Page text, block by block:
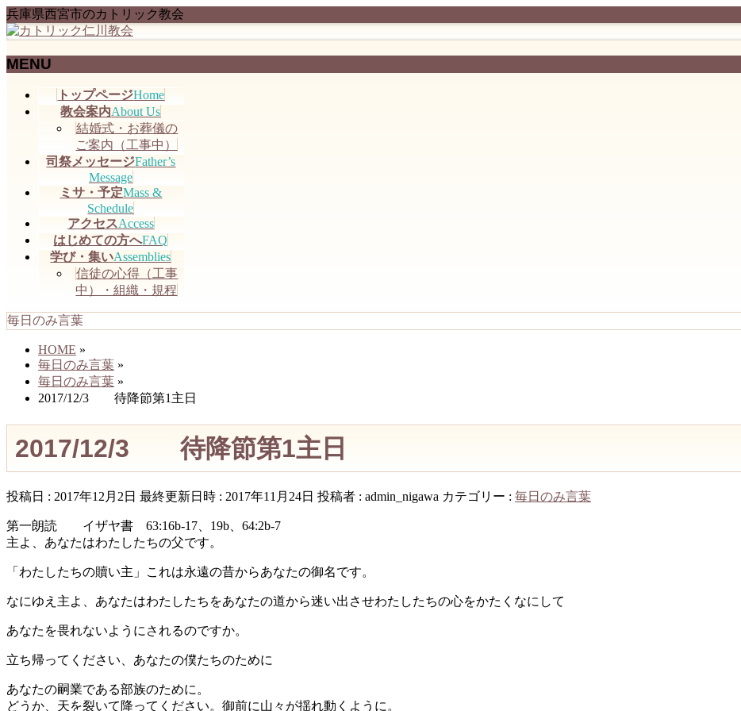
兵庫県西宮市のカトリック教会
MENU
トップページHome
教会案内About Us
結婚式・お葬儀の
ご案内（工事中）
司祭メッセージFather’s
Message
ミサ・予定Mass &
Schedule
アクセスAccess
はじめての方へFAQ
学び・集いAssemblies
信徒の心得（工事
中）・組織・規程
毎日のみ言葉
HOME »
毎日のみ言葉 »
毎日のみ言葉 »
2017/12/3 待降節第1主日
2017/12/3 待降節第1主日
投稿日 : 2017年12月2日 最終更新日時 : 2017年11月24日 投稿者 : admin_nigawa カテゴリー : 毎日のみ言葉
第一朗読 イザヤ書 63:16b-17、19b、64:2b-7
主よ、あなたはわたしたちの父です。
「わたしたちの贖い主」これは永遠の昔からあなたの御名です。
なにゆえ主よ、あなたはわたしたちをあなたの道から迷い出させわたしたちの心をかたくなにして
あなたを畏れないようにされるのですか。
立ち帰ってください、あなたの僕たちのために
あなたの嗣業である部族のために。
どうか、天を裂いて降ってください。御前に山々が揺れ動くように。